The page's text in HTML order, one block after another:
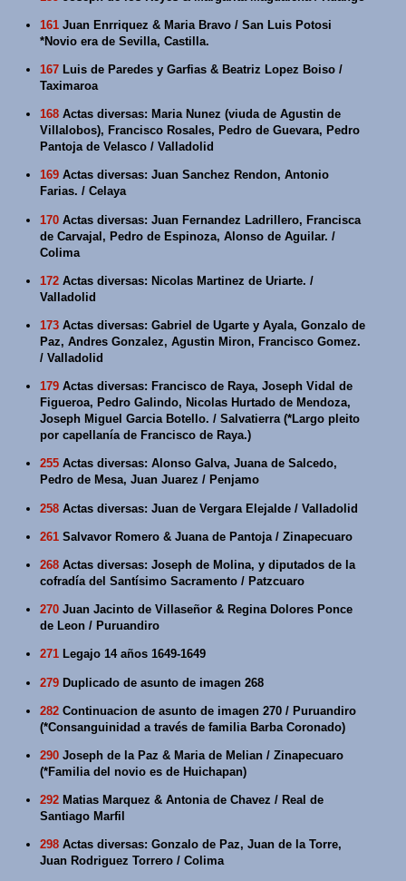
161 Juan Enrriquez & Maria Bravo / San Luis Potosi
*Novio era de Sevilla, Castilla.
167 Luis de Paredes y Garfias & Beatriz Lopez Boiso /
Taximaroa
168 Actas diversas: Maria Nunez (viuda de Agustin de
Villalobos), Francisco Rosales, Pedro de Guevara, Pedro
Pantoja de Velasco / Valladolid
169 Actas diversas: Juan Sanchez Rendon, Antonio
Farias. / Celaya
170 Actas diversas: Juan Fernandez Ladrillero, Francisca
de Carvajal, Pedro de Espinoza, Alonso de Aguilar. /
Colima
172 Actas diversas: Nicolas Martinez de Uriarte. /
Valladolid
173 Actas diversas: Gabriel de Ugarte y Ayala, Gonzalo de
Paz, Andres Gonzalez, Agustin Miron, Francisco Gomez.
/ Valladolid
179 Actas diversas: Francisco de Raya, Joseph Vidal de
Figueroa, Pedro Galindo, Nicolas Hurtado de Mendoza,
Joseph Miguel Garcia Botello. / Salvatierra (*Largo pleito
por capellanía de Francisco de Raya.)
255 Actas diversas: Alonso Galva, Juana de Salcedo,
Pedro de Mesa, Juan Juarez / Penjamo
258 Actas diversas: Juan de Vergara Elejalde / Valladolid
261 Salvavor Romero & Juana de Pantoja / Zinapecuaro
268 Actas diversas: Joseph de Molina, y diputados de la
cofradía del Santísimo Sacramento / Patzcuaro
270 Juan Jacinto de Villaseñor & Regina Dolores Ponce
de Leon / Puruandiro
271 Legajo 14 años 1649-1649
279 Duplicado de asunto de imagen 268
282 Continuacion de asunto de imagen 270 / Puruandiro
(*Consanguinidad a través de familia Barba Coronado)
290 Joseph de la Paz & Maria de Melian / Zinapecuaro
(*Familia del novio es de Huichapan)
292 Matias Marquez & Antonia de Chavez / Real de
Santiago Marfil
298 Actas diversas: Gonzalo de Paz, Juan de la Torre,
Juan Rodriguez Torrero / Colima